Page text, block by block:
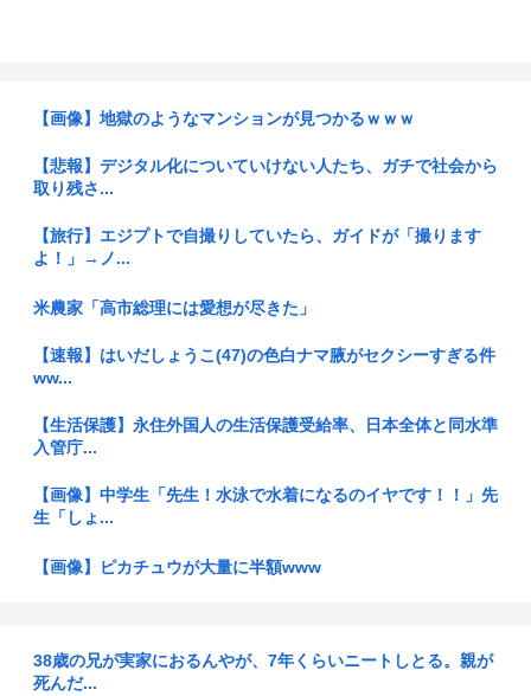
【画像】地獄のようなマンションが見つかるｗｗｗ
【悲報】デジタル化についていけない人たち、ガチで社会から
取り残さ...
【旅行】エジプトで自撮りしていたら、ガイドが「撮ります
よ！」→ノ...
米農家「高市総理には愛想が尽きた」
【速報】はいだしょうこ(47)の色白ナマ腋がセクシーすぎる件
ww...
【生活保護】永住外国人の生活保護受給率、日本全体と同水準
入管庁...
【画像】中学生「先生！水泳で水着になるのイヤです！！」先
生「しょ...
【画像】ピカチュウが大量に半額www
「ずいぶん優雅」茂木敏充外相 熊本の被災地が過酷生活のな
38歳の兄が実家におるんやが、7年くらいニートしとる。親が
死んだ...